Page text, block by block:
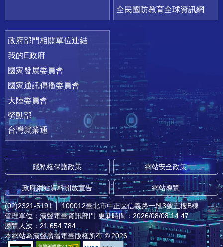
全民國防教育全球資訊網
政府部門相關單位連結
我的E政府
國家發展委員會
國家通訊傳播委員會
大陸委員會
勞動部
台灣就業通
隱私權保護政策 網站安全政策
政府網站資料開放宣告 網站導覽
(02)2321-5191 │ 100012臺北市中正區信義路一段3號五樓B棟
管理單位：漢聲電臺資訊部門 更新時間：2026/08/08 14:47
瀏覽人次：21,654,784
本網站為漢聲廣播電臺版權所有 © 2026